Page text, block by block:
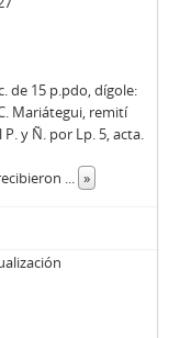
de 15 p.pdo, dígole:
Mariátegui, remití
y Ñ. por Lp. 5, acta.
... »